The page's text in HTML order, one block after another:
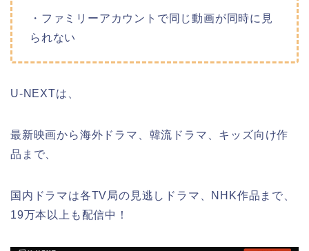
・ファミリーアカウントで同じ動画が同時に見
られない
U-NEXTは、
最新映画から海外ドラマ、韓流ドラマ、キッズ向け作
品まで、
国内ドラマは各TV局の見逃しドラマ、NHK作品まで、
19万本以上も配信中！